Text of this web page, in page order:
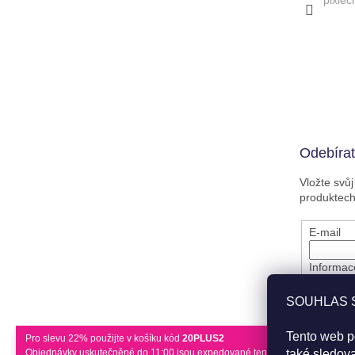
SOUHLAS
Tento web
Pro slevu 22% použijte v košíku kód 20PLUS2
Objednávky uskutečněné do 11:00 jsou expedované tentýž den.
Vložte
E-mail